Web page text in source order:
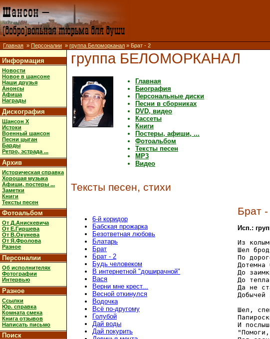
Главная » Персоналии » группа Беломорканал » Брат - 2
Информация
Новости
Новое в шансоне
Наши друзья
Анонсы
Афиша
Награды
Дискография
Шансон X
Истоки
Военный шансон
Песни цыган
Барды
Ретро, эстрада ...
Архив
Историческая справка
Хорошая музыка
Афиши, постеры ...
Заметки
Книги
Тексты песен
Фотоальбом
От Д.Анискевича
От Е.Гиршева
От В.Окунева
От Я.Фролова
Разное
Персоналии
Об исполнителях
Фотографии
Интервью
Разное
Ссылки
Юр. справка
Комната смеха
Книга отзывов
Написать письмо
Поиск
группа БЕЛОМОРКАНАЛ
Главная
Биография
Персональные диски
Песни в сборниках
DVD, видео
Кассеты
Книги
Постеры, афиши, ...
Фотоальбом
Тексты песен
MP3
Видео
Тексты песен, стихи
6-й коридор
Бабская прожарка
Безответная любовь
Блатарь
Брат
Брат - 2
Будь человеком
В интернетной "доширачной"
Вася
Верни мне крест...
Весной откинулся
Водочка
Всё по-другому
Голубой
Дай воды
Дай покурить
Брат -
Исп.:
Из
Шел
По
Дотемна
До
До
Да не
Добычей
Шел,
И